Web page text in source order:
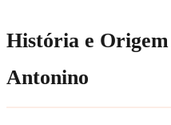
História e
Antonino